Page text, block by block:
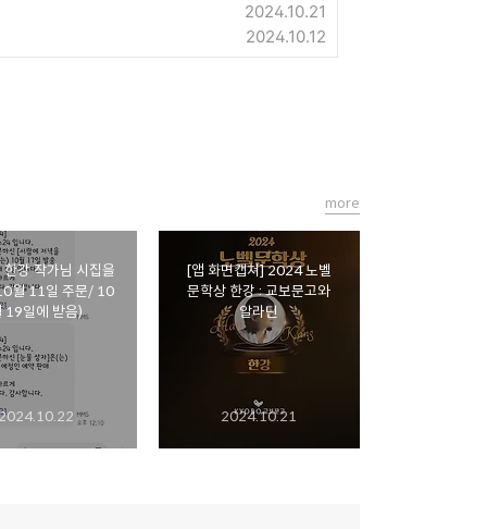
2024.10.21
2024.10.12
강 작가님 시집을
월 11일 주문/ 10
19일에 받음)
[앱 화면캡쳐] 2024 노벨
문학상 한강 : 교보문고와
알라딘
2024.10.21
more